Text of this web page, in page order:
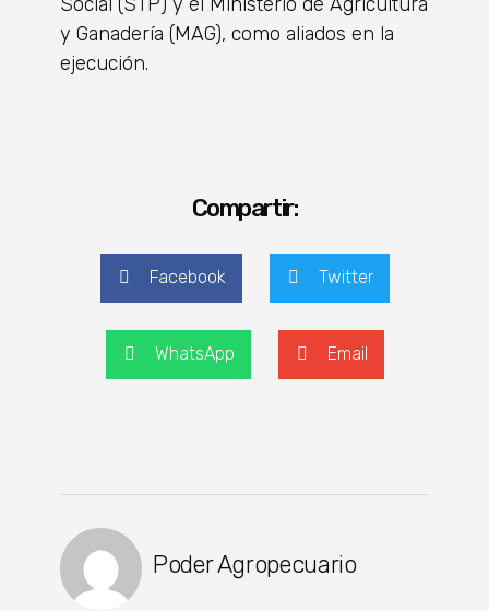
y Ganadería (MAG), como aliados en la
ejecución.
Compartir:
Facebook Twitter
WhatsApp Email
Poder Agropecuario